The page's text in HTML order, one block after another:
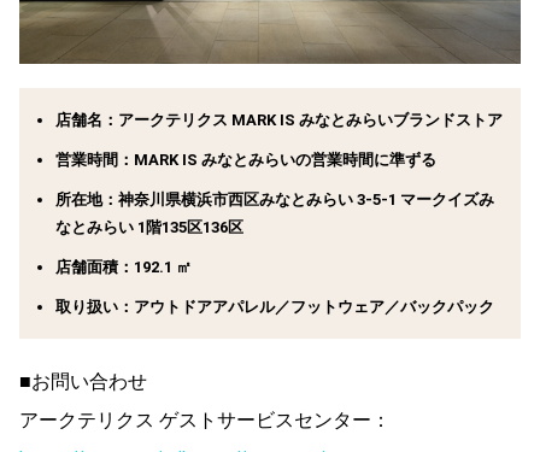
店舗名：アークテリクス MARK IS みなとみらいブランドストア
営業時間：MARK IS みなとみらいの営業時間に準ずる
所在地：神奈川県横浜市西区みなとみらい 3-5-1 マークイズみ
なとみらい 1階135区136区
店舗面積：192.1 ㎡
取り扱い：アウトドアアパレル／フットウェア／バックパック
■お問い合わせ
アークテリクス ゲストサービスセンター：